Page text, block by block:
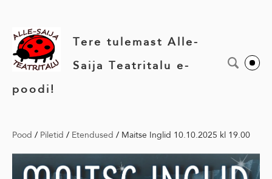
Tere tulemast Alle-
Saija Teatritalu e-
poodi!
Pood / Piletid / Etendused / Maitse Inglid 10.10.2025 kl 19.00